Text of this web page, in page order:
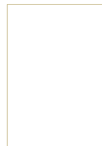
quantità